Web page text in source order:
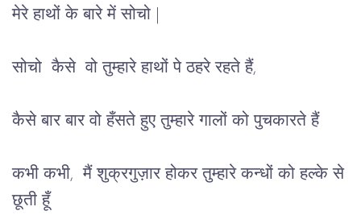
मेरे हाथों के बारे में सोचो
सोचो कैसे वो तुम्हारे हाथों पे ठहरे रहते हैं,
कैसे बार बार वो हँसते हुए तुम्हारे गालों को पुचकारते हैं
कभी कभी, मैं शुक्रगुज़ार होकर तुम्हारे कन्धों को हल्के से
छूती हूँ